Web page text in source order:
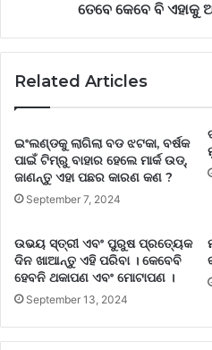
ତେବେ କେବେ ବି ଏହାକୁ
Related Articles
ଇଂଲଣ୍ଡକୁ ଲାଗିଲା ବଡ ଝଟକା, ବର୍ଷକ
ପାଇଁ ଟିମ୍‌ରୁ ବାହାର ହେଲେ ମାର୍କ ଉଡ୍‌,
ଜାଣନ୍ତୁ ଏହା ପଛର କାରଣ କଣ ?
September 7, 2024
ଉଭୟ ସ୍ତ୍ରୀ ଏବଂ ପୁରୁଷ ପ୍ରତ୍ୟେକ
ଦିନ ଖାଆନ୍ତୁ ଏହି ପରିବା । କେବେବି
ହେବନି ଥକାପଣ ଏବଂ ମୋଟାପଣ ।
September 13, 2024